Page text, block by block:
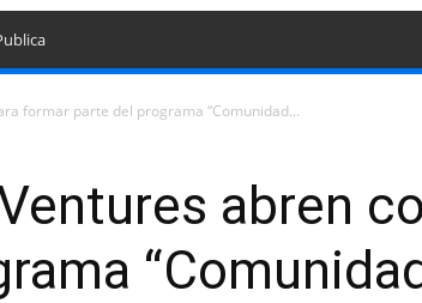
formar parte del programa “Comunidad...
abren